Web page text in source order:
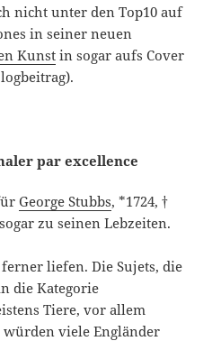
nicht unter den Top10 auf
in seiner neuen
Kunst in sogar aufs Cover
par excellence
George Stubbs, *1724, †
zu seinen Lebzeiten.
liefen. Die Sujets, die
die Kategorie
Tiere, vor allem
würden viele Engländer